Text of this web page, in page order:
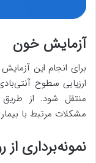
آزمایش خون
برای انجام این
ارزیابی سطوح
منتقل شود. از
مشکلات مرتبط با
نمونه‌برداری